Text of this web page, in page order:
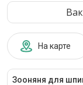
На карте
Зооняня для